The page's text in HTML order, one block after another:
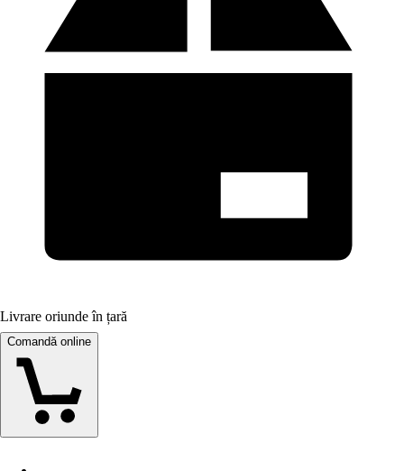
Livrare oriunde în țară
Comandă online